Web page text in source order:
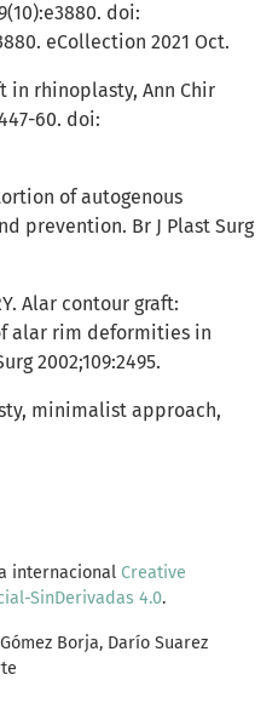
doi:
eCollection 2021 Oct.
in rhinoplasty, Ann Chir
60. doi:
of autogenous
prevention. Br J Plast Surg
Alar contour graft:
alar rim deformities in
2002;109:2495.
minimalist approach,
internacional Creative
SinDerivadas 4.0.
Borja, Darío Suarez